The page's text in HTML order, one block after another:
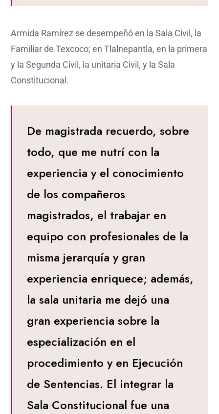
Armida Ramírez se desempeñó en la Sala Civil, la
Familiar de Texcoco; en Tlalnepantla, en la primera
y la Segunda Civil, la unitaria Civil, y la Sala
Constitucional.
De magistrada recuerdo, sobre
todo, que me nutrí con la
experiencia y el conocimiento
de los compañeros
magistrados, el trabajar en
equipo con profesionales de la
misma jerarquía y gran
experiencia enriquece; además,
la sala unitaria me dejó una
gran experiencia sobre la
especialización en el
procedimiento y en Ejecución
de Sentencias. El integrar la
Sala Constitucional fue una